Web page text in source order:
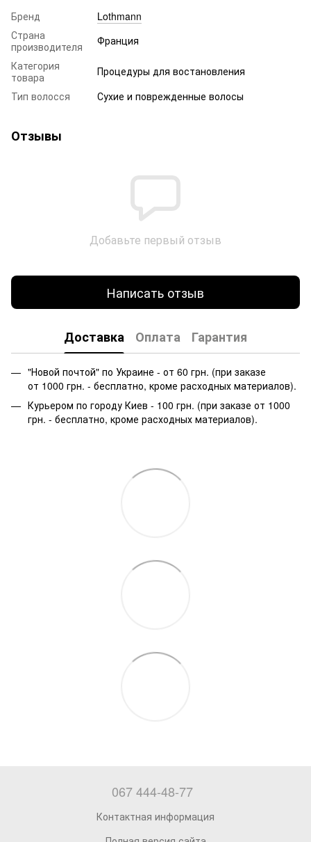
Бренд
Lothmann
Страна
производителя
Франция
Категория
товара
Процедуры для востановления
Тип волосся
Сухие и поврежденные волосы
Отзывы
Добавьте первый отзыв
Написать отзыв
Доставка Оплата Гарантия
"Новой почтой" по Украине - от 60 грн. (при заказе
от 1000 грн. - бесплатно, кроме расходных материалов).
Курьером по городу Киев - 100 грн. (при заказе от 1000
грн. - бесплатно, кроме расходных материалов).
067 444-48-77
Контактная информация